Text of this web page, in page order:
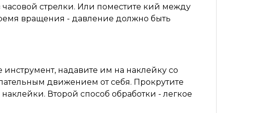
стрелки. Или поместите кий между
вращения - давление должно быть
надавите им на наклейку со
движением от себя. Прокрутите
Второй способ обработки - легкое